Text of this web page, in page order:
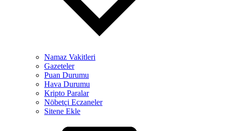
Namaz Vakitleri
Gazeteler
Puan Durumu
Hava Durumu
Kripto Paralar
Nöbetçi Eczaneler
Sitene Ekle